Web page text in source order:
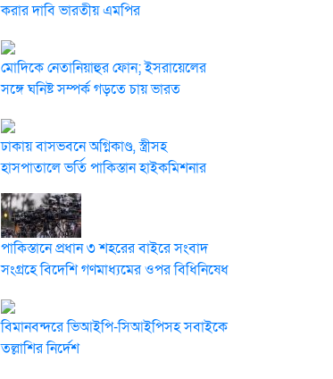
করার দাবি ভারতীয় এমপির
মোদিকে নেতানিয়াহুর ফোন; ইসরায়েলের
সঙ্গে ঘনিষ্ট সম্পর্ক গড়তে চায় ভারত
ঢাকায় বাসভবনে অগ্নিকাণ্ড, স্ত্রীসহ
হাসপাতালে ভর্তি পাকিস্তান হাইকমিশনার
পাকিস্তানে প্রধান ৩ শহরের বাইরে সংবাদ
সংগ্রহে বিদেশি গণমাধ্যমের ওপর বিধিনিষেধ
বিমানবন্দরে ভিআইপি-সিআইপিসহ সবাইকে
তল্লাশির নির্দেশ